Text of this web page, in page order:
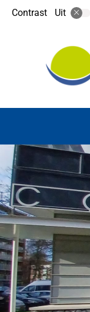
Contrast Uit